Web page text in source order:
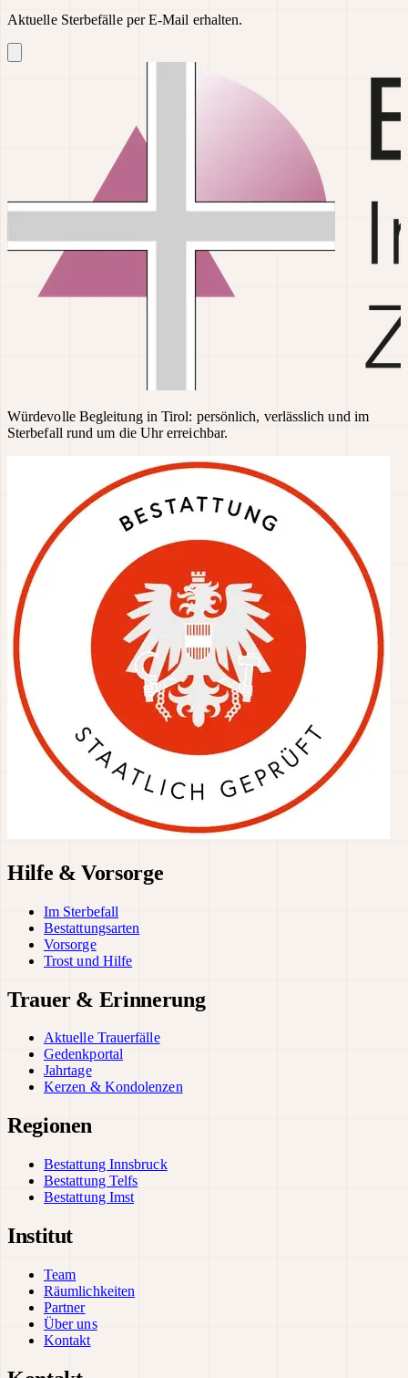
Aktuelle Sterbefälle per E-Mail erhalten.
Würdevolle Begleitung in Tirol: persönlich, verlässlich und im
Sterbefall rund um die Uhr erreichbar.
Hilfe & Vorsorge
Im Sterbefall
Bestattungsarten
Vorsorge
Trost und Hilfe
Trauer & Erinnerung
Aktuelle Trauerfälle
Gedenkportal
Jahrtage
Kerzen & Kondolenzen
Regionen
Bestattung Innsbruck
Bestattung Telfs
Bestattung Imst
Institut
Team
Räumlichkeiten
Partner
Über uns
Kontakt